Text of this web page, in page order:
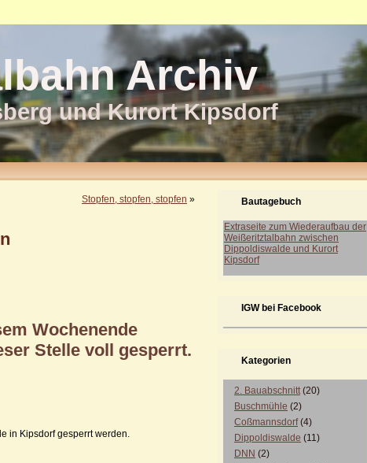
Archiv
und Kurort Kipsdorf
Stopfen, stopfen, stopfen »
Wochenende
Stelle voll gesperrt.
in Kipsdorf gesperrt werden.
Bautagebuch
Extraseite zum Wiederaufbau der
Weißeritztalbahn zwischen
Dippoldiswalde und Kurort
Kipsdorf
IGW bei Facebook
Kategorien
2. Bauabschnitt(20)
Buschmühle (2)
Coßmannsdorf(4)
Dippoldiswalde (11)
DNN (2)